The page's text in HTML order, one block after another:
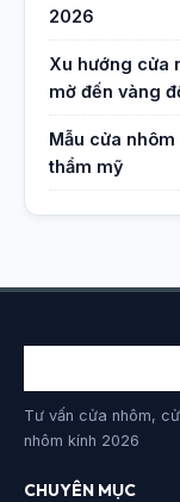
2026
Xu hướng cửa
mờ đến vàng
Mẫu cửa
thẩm mỹ
Tư vấn cửa nhôm,
nhôm kính 2026
CHUYÊN MỤC